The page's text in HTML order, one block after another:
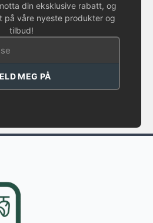
din eksklusive rabatt, og
på våre nyeste produkter og
tilbud!
MEG PÅ